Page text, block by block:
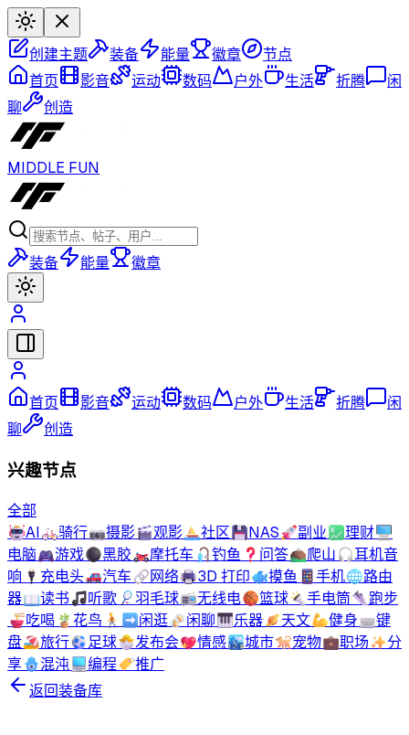
创建主题 装备 能量 徽章
节点
首页
影音 运动 数码 户外 生活 折腾
闲
聊
创造
MIDDLE FUN
装备 能量 徽章
首页 影音 运动 数码 户外 生活 折腾
闲
聊
创造
兴趣节点
全部
🤖AI🚲骑行📷摄影🎬观影⛵社区💾NAS🚀副业💹理财🖥️
电脑🎮游戏⚫黑胶🏍️摩托车 🎣钓鱼 ❓ 问答⛰️爬山🎧耳机音
响 🔌 充电头🚗汽车🔗网络🖨️3D 打印🐟摸鱼 📱手机🌐路由
器📖读书🎵听歌 🏸羽毛球📻无线电🏀篮球🔦手电筒👟跑步
🍜吃喝 🪴 花鸟 🚶‍➡️闲逛🍻闲聊🎹乐器🪐天文💪健身⌨️键
盘🏖️旅行⚽足球🐣发布会💖情感🏙️城市🐕宠物💼职场✨分
享🪬混沌💻编程🏷️推广
返回装备库